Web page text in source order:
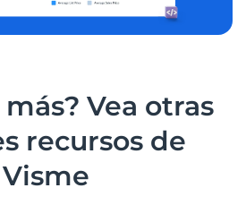
Vea otras
recursos de
Visme